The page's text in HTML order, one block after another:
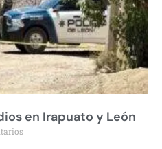
en Irapuato y León